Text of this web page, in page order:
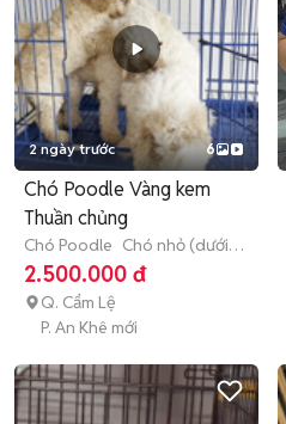
2 ngày trước 6
Chó Poodle Vàng kem
Thuần chủng
Chó Poodle Chó nhỏ (dưới 1
năm tuổi)
2.500.000 đ
Q. Cẩm Lệ
P. An Khê mới